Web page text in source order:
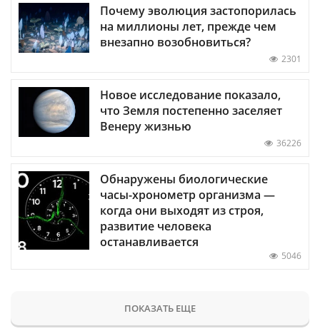
Почему эволюция застопорилась
на миллионы лет, прежде чем
внезапно возобновиться?
2301
Новое исследование показало,
что Земля постепенно заселяет
Венеру жизнью
36226
Обнаружены биологические
часы-хронометр организма —
когда они выходят из строя,
развитие человека
останавливается
5046
ПОКАЗАТЬ ЕЩЕ